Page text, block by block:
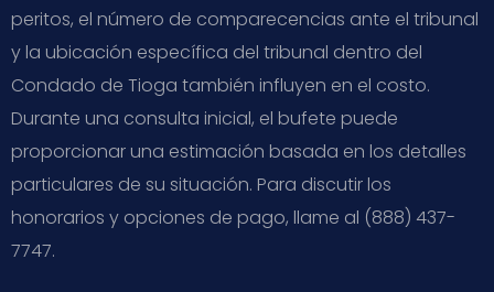
peritos, el número de comparecencias ante el tribunal
y la ubicación específica del tribunal dentro del
Condado de Tioga también influyen en el costo.
Durante una consulta inicial, el bufete puede
proporcionar una estimación basada en los detalles
particulares de su situación. Para discutir los
honorarios y opciones de pago, llame al (888) 437-
7747.